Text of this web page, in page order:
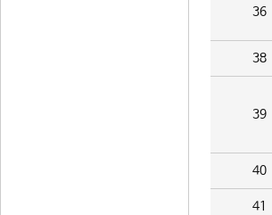
36
38
39
40
41